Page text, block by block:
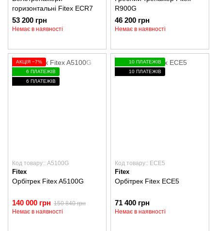
горизонтальні Fitex ECR7
53 200 грн
Немає в наявності
R900G
46 200 грн
Немає в наявності
АКЦІЯ −7%
6 ПЛАТЕЖІВ
6 ПЛАТЕЖІВ
Код товару:: A5100G
Fitex
Орбітрек Fitex A5100G
140 000 грн 150 840 грн
Немає в наявності
10 ПЛАТЕЖІВ
10 ПЛАТЕЖІВ
Код товару:: ECE5
Fitex
Орбітрек Fitex ECE5
71 400 грн
Немає в наявності